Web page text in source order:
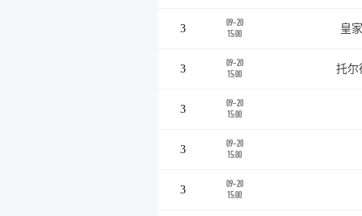
3
09-20
15:00
皇
3
09-20
15:00
托尔
3
09-20
15:00
3
09-20
15:00
3
09-20
15:00